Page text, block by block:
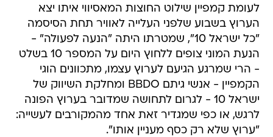
לעומת קמפיין שילוט החוצות המאסיווי איתו יצא
הערוץ בשבוע שלפני העלייה לאוויר תחת הסיסמה
"כל ישראל 10", שמטרתו היתה "הנעה לפעולה" -
הנעת המוני צופים ללחוץ היום על המספר 10 בשלט
- הרי שמרגע הגיעם לערוץ עצמו, מתכוונים הוגי
הקמפיין - אנשי גיתם BBDO ומחלקת השיווק של
ישראל 10 - לגרום לתחושה שמדובר בערוץ הפונה
לרגש, או כפי שמגדיר זאת אחד מהמקורבים לעשייה:
"ערוץ שלא רק כסף מעניין אותו".